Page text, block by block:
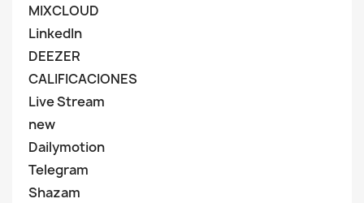
MIXCLOUD
LinkedIn
DEEZER
CALIFICACIONES
Live Stream
new
Dailymotion
Telegram
Shazam